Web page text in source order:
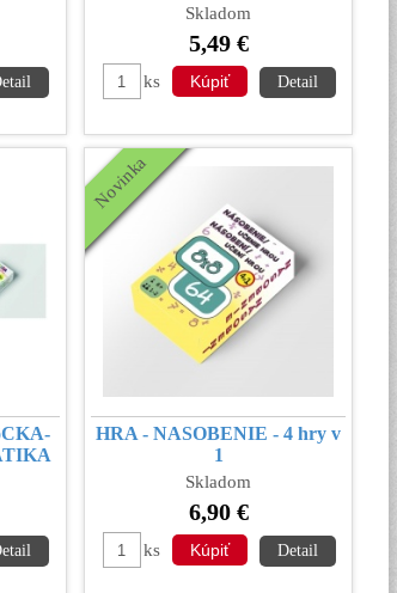
Skladom
5,49 €
ks Detail
Novinka
HRA - NASOBENIE - 4 hry v
1
Skladom
6,90 €
ks Detail